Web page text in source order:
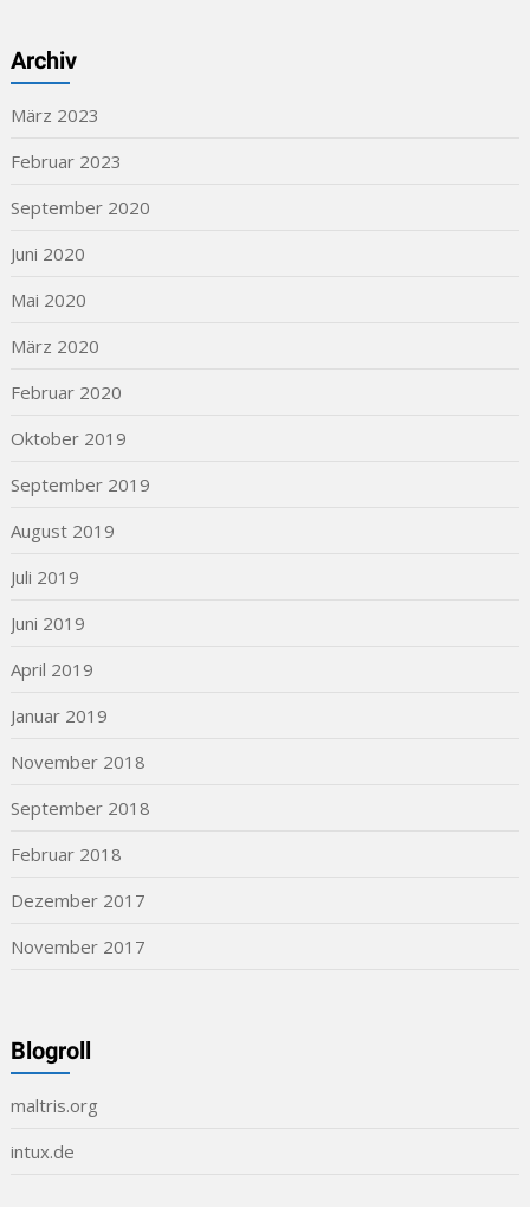
Archiv
März 2023
Februar 2023
September 2020
Juni 2020
Mai 2020
März 2020
Februar 2020
Oktober 2019
September 2019
August 2019
Juli 2019
Juni 2019
April 2019
Januar 2019
November 2018
September 2018
Februar 2018
Dezember 2017
November 2017
Blogroll
maltris.org
intux.de